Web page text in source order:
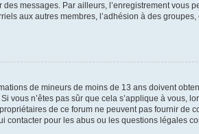
messages. Par ailleurs, l’enregistrement vous
aux autres membres, l’adhésion à des groupes,
de mineurs de moins de 13 ans doivent
vous n’êtes pas sûr que cela s’applique à vous,
de ce forum ne peuvent pas fournir de
contacter pour les abus ou les questions légales